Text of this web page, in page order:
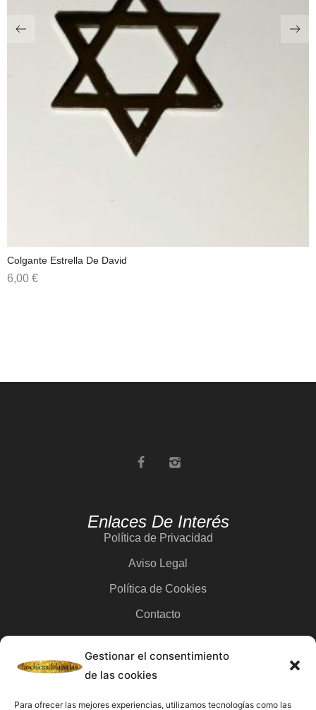
Gestionar el consentimiento
de las cookies
Para ofrecer las mejores experiencias, utilizamos tecnologías como las
Colgante Estrella De David
6,00 €
Enlaces De Interés
Política de Privacidad
Aviso Legal
Política de Cookies
Contacto
Categorías
Velas
Inciensos